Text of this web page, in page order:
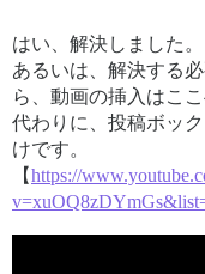
はい、解決しました。
あるいは、解決する
ら、動画の挿入はこ
代わりに、投稿ボッ
けです。
【https://